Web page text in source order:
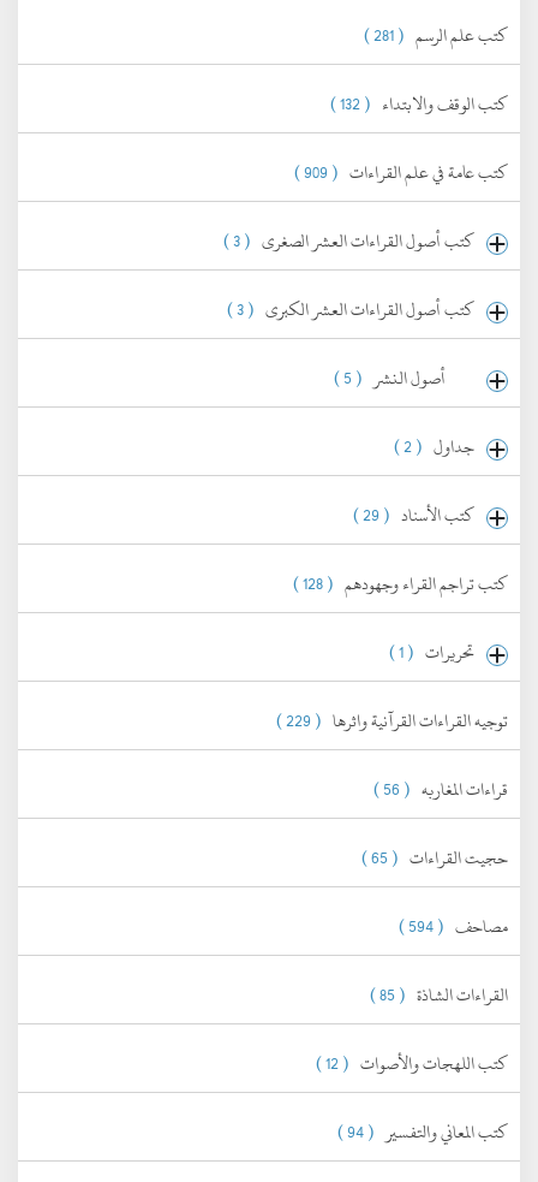
كتب علم الرسم ( 281 )
كتب الوقف والابتداء ( 132 )
كتب عامة في علم القراءات ( 909 )
كتب أصول القراءات العشر الصغرى ( 3 )
كتب أصول القراءات العشر الكبرى ( 3 )
أصول النشر ( 5 )
جداول ( 2 )
كتب الأسناد ( 29 )
كتب تراجم القراء وجهودهم ( 128 )
تحريرات ( 1 )
توجيه القراءات القرآنية واثرها ( 229 )
قراءات المغاربه ( 56 )
حجيت القراءات ( 65 )
مصاحف ( 594 )
القراءات الشاذة ( 85 )
كتب اللهجات والأصوات ( 12 )
كتب المعاني والتفسير ( 94 )